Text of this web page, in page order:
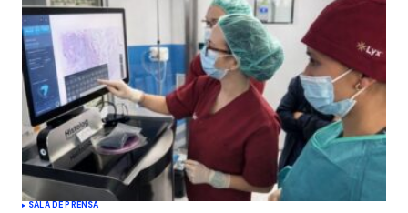
SALA DE PRENSA